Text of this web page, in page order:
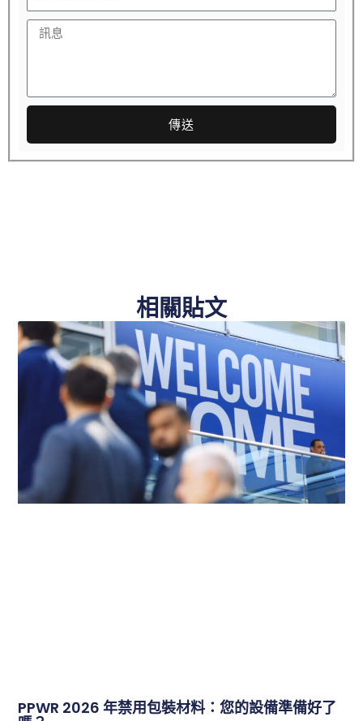
件
話
訊
傳送
相關貼文
PPWR 2026 年禁用包裝材料：您的設備準備好了